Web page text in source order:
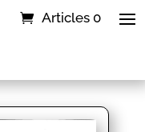
Articles 0